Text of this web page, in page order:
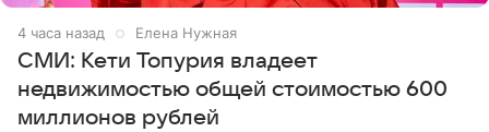
4 часа назад Елена Нужная
СМИ: Кети Топурия владеет
недвижимостью общей стоимостью 600
миллионов рублей